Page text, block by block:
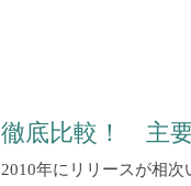
徹底比較！ 主
2010年にリリースが相